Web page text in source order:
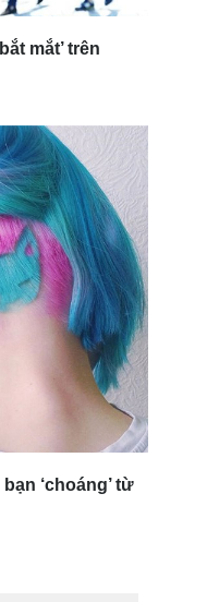
mắt’ trên
‘choáng’ từ